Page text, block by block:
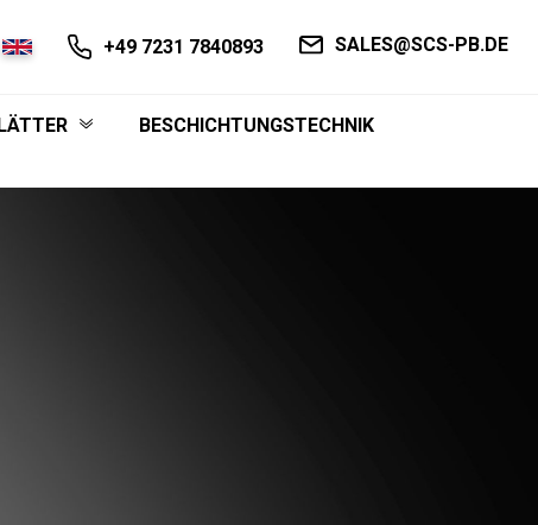
+49 7231 7840893 SALES@SCS-PB.DE
BESCHICHTUNGSTECHNIK